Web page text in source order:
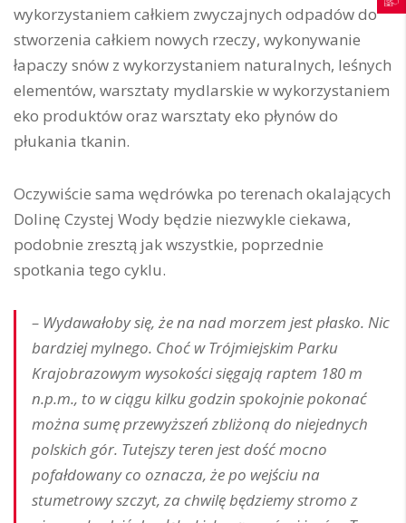
wykorzystaniem całkiem zwyczajnych odpadów do
stworzenia całkiem nowych rzeczy, wykonywanie
łapaczy snów z wykorzystaniem naturalnych, leśnych
elementów, warsztaty mydlarskie w wykorzystaniem
eko produktów oraz warsztaty eko płynów do
płukania tkanin.
Oczywiście sama wędrówka po terenach okalających
Dolinę Czystej Wody będzie niezwykle ciekawa,
podobnie zresztą jak wszystkie, poprzednie
spotkania tego cyklu.
– Wydawałoby się, że na nad morzem jest płasko. Nic
bardziej mylnego. Choć w Trójmiejskim Parku
Krajobrazowym wysokości sięgają raptem 180 m
n.p.m., to w ciągu kilku godzin spokojnie pokonać
można sumę przewyższeń zbliżoną do niejednych
polskich gór. Tutejszy teren jest dość mocno
pofałdowany co oznacza, że po wejściu na
stumetrowy szczyt, za chwilę będziemy stromo z